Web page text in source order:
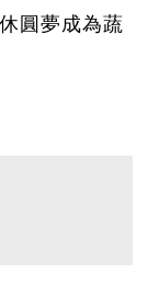
圓夢成為蔬